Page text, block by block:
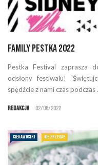
FAMILY PESTKA 2022
Pestka Festival zaprasza
odsłony festiwalu!
spędźcie z nami czas podczas
Redakcja 02/06/2022
CIEKAWOSTKI NIE PRZEGAP